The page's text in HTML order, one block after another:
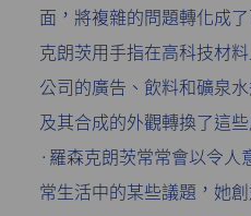
面，將複雜的問題轉化成
克朗茨用手指在高科技材
公司的廣告、飲料和礦泉
及其合成的外觀轉換了這
·羅森克朗茨常常會以令人
常生活中的某些議題，她